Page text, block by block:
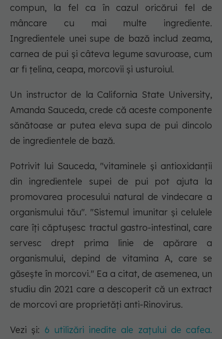
compun, la fel ca în cazul oricărui fel de
mâncare cu mai multe ingrediente.
Ingredientele unei supe de bază includ zeama,
carnea de pui și câteva legume savuroase, cum
ar fi țelina, ceapa, morcovii și usturoiul.
Un instructor de la California State University,
Amanda Sauceda, crede că aceste componente
sănătoase ar putea eleva supa de pui dincolo
de ingredientele de bază.
Potrivit lui Sauceda, "vitaminele și antioxidanții
din ingredientele supei de pui pot ajuta la
promovarea procesului natural de vindecare a
organismului tău". "Sistemul imunitar și celulele
care îți căptușesc tractul gastro-intestinal, care
servesc drept prima linie de apărare a
organismului, depind de vitamina A, care se
găsește în morcovi." Ea a citat, de asemenea, un
studiu din 2021 care a descoperit că un extract
de morcovi are proprietăți anti-Rinovirus.
Vezi și: 6 utilizări inedite ale zațului de cafea.